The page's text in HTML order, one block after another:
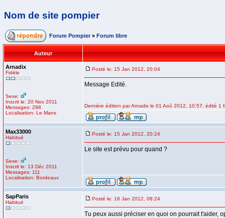
Nom de site pompier
Forum Pompier » Forum libre
Auteur
Arnadix
Fidèle
Sexe:
Inscrit le: 20 Nov 2011
Messages: 298
Localisation: Le Mans
Posté le: 15 Jan 2012, 20:04
Message Edité.
Dernière édition par Arnadix le 01 Aoû 2012, 10:57; édité 1
Max33000
Habitué
Sexe:
Inscrit le: 13 Déc 2011
Messages: 111
Localisation: Bordeaux
Posté le: 15 Jan 2012, 20:24
Le site est prévu pour quand ?
SapParis
Habitué
Posté le: 16 Jan 2012, 08:24
Tu peux aussi préciser en quoi on pourrait t'aider,